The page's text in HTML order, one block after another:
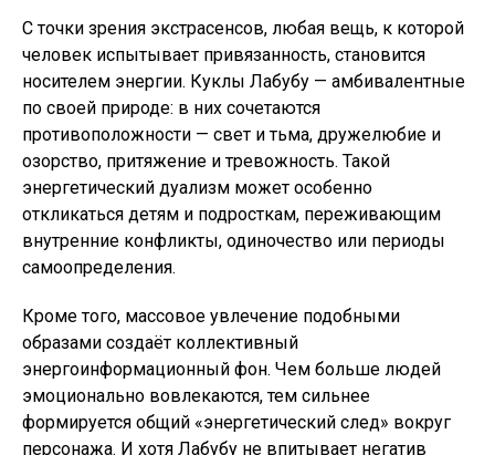
С точки зрения экстрасенсов, любая вещь, к которой
человек испытывает привязанность, становится
носителем энергии. Куклы Лабубу — амбивалентные
по своей природе: в них сочетаются
противоположности — свет и тьма, дружелюбие и
озорство, притяжение и тревожность. Такой
энергетический дуализм может особенно
откликаться детям и подросткам, переживающим
внутренние конфликты, одиночество или периоды
самоопределения.
Кроме того, массовое увлечение подобными
образами создаёт коллективный
энергоинформационный фон. Чем больше людей
эмоционально вовлекаются, тем сильнее
формируется общий «энергетический след» вокруг
персонажа. И хотя Лабубу не впитывает негатив